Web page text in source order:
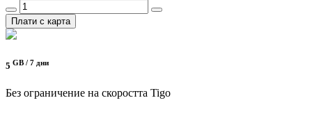
Плати с карта
5 GB / 7 дни
Без ограничение на скоростта Tigo